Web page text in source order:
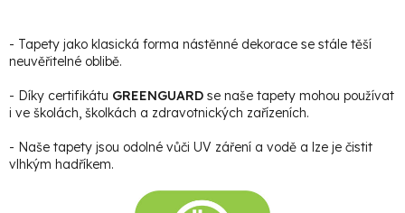
- Tapety jako klasická forma nástěnné dekorace se stále těší
neuvěřitelné oblibě.
- Díky certifikátu GREENGUARD se naše tapety mohou používat
i ve školách, školkách a zdravotnických zařízeních.
- Naše tapety jsou odolné vůči UV záření a vodě a lze je čistit
vlhkým hadříkem.